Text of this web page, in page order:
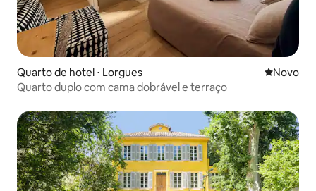
Quarto de hotel ⋅ Lorgues Novo
Novo
Quarto duplo com cama dobrável e terraço